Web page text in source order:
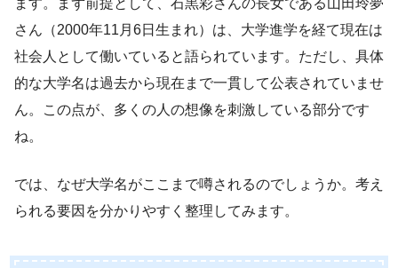
さん（2000年11月6日生まれ）は、大学進学を経て現在は
社会人として働いていると語られています。ただし、具体
的な大学名は過去から現在まで一貫して公表されていませ
ん。この点が、多くの人の想像を刺激している部分です
ね。
では、なぜ大学名がここまで噂されるのでしょうか。考え
られる要因を分かりやすく整理してみます。